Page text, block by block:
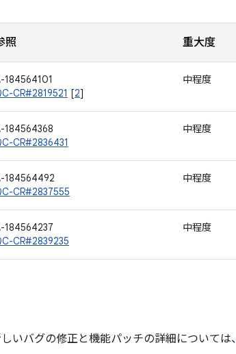
照 重大度
184564101
CR#2819521 [2]
中程度
184564368
CR#2836431
中程度
184564492
CR#2837555
中程度
184564237
CR#2839235
中程度
いバグの修正と機能パッチの詳細については、